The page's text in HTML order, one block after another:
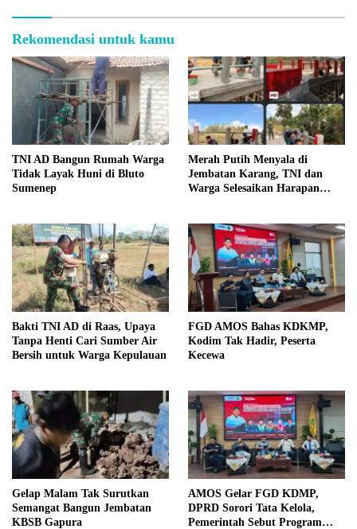
Rekomendasi untuk kamu
TNI AD Bangun Rumah Warga
Tidak Layak Huni di Bluto
Sumenep
Merah Putih Menyala di
Jembatan Karang, TNI dan
Warga Selesaikan Harapan
Bakti TNI AD di Raas, Upaya
Tanpa Henti Cari Sumber Air
Bersih untuk Warga Kepulauan
FGD AMOS Bahas KDKMP,
Kodim Tak Hadir, Peserta
Kecewa
Gelap Malam Tak Surutkan
Semangat Bangun Jembatan
KBSB Gapura
AMOS Gelar FGD KDMP,
DPRD Sorori Tata Kelola,
Pemerintah Sebut Program